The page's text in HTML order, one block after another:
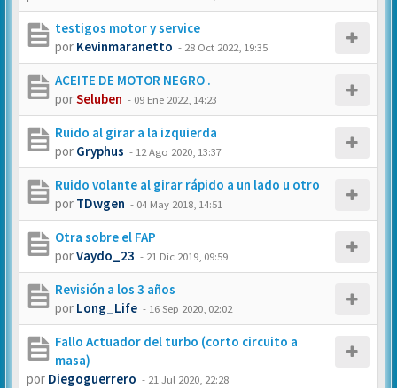
testigos motor y service
por Kevinmaranetto - 28 Oct 2022, 19:35
ACEITE DE MOTOR NEGRO .
porSeluben - 09 Ene 2022, 14:23
Ruido al girar a la izquierda
por Gryphus - 12 Ago 2020, 13:37
Ruido volante al girar rápido a un lado u otro
por TDwgen - 04 May 2018, 14:51
Otra sobre el FAP
porVaydo_23 - 21 Dic 2019, 09:59
Revisión a los 3 años
por Long_Life - 16 Sep 2020, 02:02
Fallo Actuador del turbo (corto circuito a
masa)
por Diegoguerrero - 21 Jul 2020, 22:28